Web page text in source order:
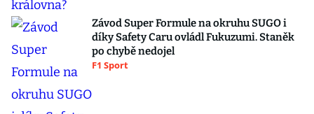
Závod Super Formule na okruhu SUGO i
díky Safety Caru ovládl Fukuzumi. Staněk
po chybě nedojel
F1 Sport